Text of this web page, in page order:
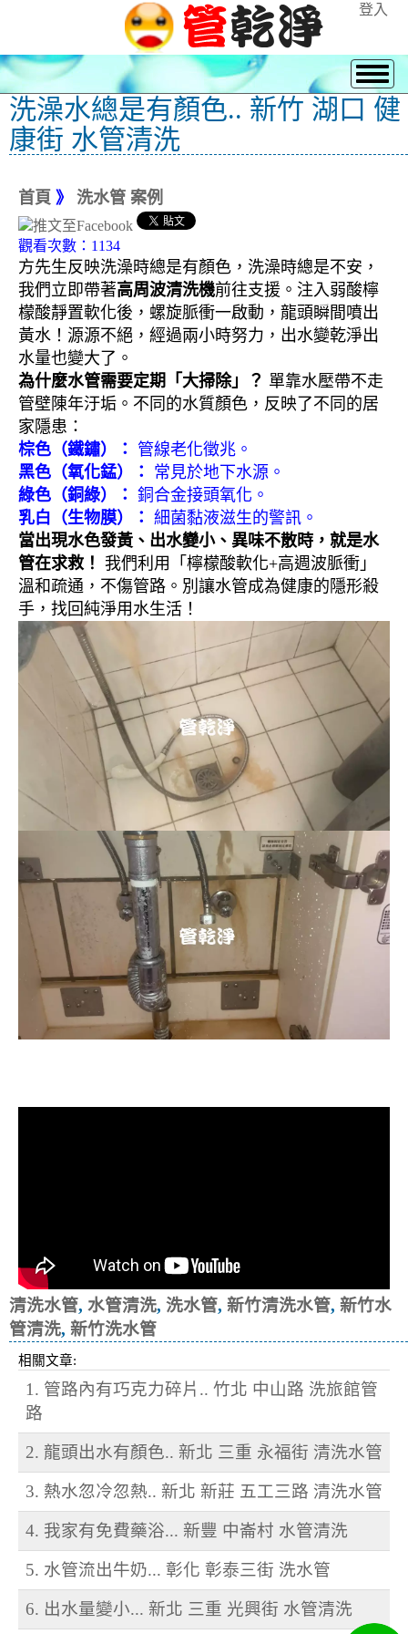
登入
洗澡水總是有顏色.. 新竹 湖口 健
康街 水管清洗
首頁 》 洗水管 案例
觀看次數：1134
方先生反映洗澡時總是有顏色，洗澡時總是不安，
我們立即帶著高周波清洗機前往支援。注入弱酸檸
檬酸靜置軟化後，螺旋脈衝一啟動，龍頭瞬間噴出
黃水！源源不絕，經過兩小時努力，出水變乾淨出
水量也變大了。
為什麼水管需要定期「大掃除」？ 單靠水壓帶不走
管壁陳年汙垢。不同的水質顏色，反映了不同的居
家隱患：
棕色（鐵鏽）：
管線老化徵兆。
黑色（氧化錳）：
常見於地下水源。
綠色（銅綠）： 銅合金接頭氧化。
乳白（生物膜）： 細菌黏液滋生的警訊。
當出現水色發黃、出水變小、異味不散時，就是水
管在求救！
我們利用「檸檬酸軟化+高週波脈衝」
溫和疏通，不傷管路。別讓水管成為健康的隱形殺
手，找回純淨用水生活！
清洗水管, 水管清洗, 洗水管, 新竹清洗水管, 新竹水
管清洗, 新竹洗水管
相關文章:
1. 管路內有巧克力碎片.. 竹北 中山路 洗旅館管
路
2. 龍頭出水有顏色.. 新北 三重 永福街 清洗水管
3. 熱水忽冷忽熱.. 新北 新莊 五工三路 清洗水管
4. 我家有免費藥浴... 新豐 中崙村 水管清洗
5. 水管流出牛奶... 彰化 彰泰三街 洗水管
6. 出水量變小... 新北 三重 光興街 水管清洗